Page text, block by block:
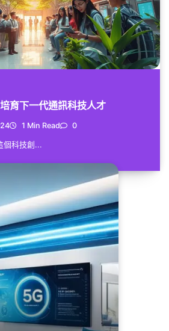
育下一代通訊科技人才
1 Min Read 0
個科技創...